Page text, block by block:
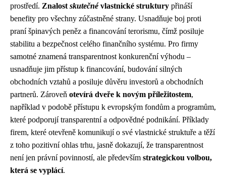
prostředí. Znalost skutečnévlastnické struktury přináší
benefity pro všechny zúčastněné strany. Usnadňuje boj proti
praní špinavých peněz a financování terorismu, čímž posiluje
stabilitu a bezpečnost celého finančního systému. Pro firmy
samotné znamená transparentnost konkurenční výhodu –
usnadňuje jim přístup k financování, budování silných
obchodních vztahů a posiluje důvěru investorů a obchodních
partnerů. Zároveň otevírá dveře k novým příležitostem,
například v podobě přístupu k evropským fondům a programům,
které podporují transparentní a odpovědné podnikání. Příklady
firem, které otevřeně komunikují o své vlastnické struktuře a těží
z toho pozitivní ohlas trhu, jasně dokazují, že transparentnost
není jen právní povinností, ale především strategickou volbou,
která se vyplácí.